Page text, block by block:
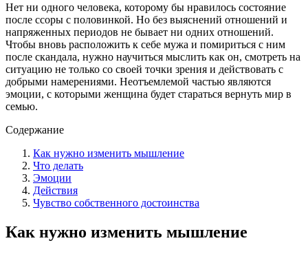
Нет ни одного человека, которому бы нравилось состояние
после ссоры с половинкой. Но без выяснений отношений и
напряженных периодов не бывает ни одних отношений.
Чтобы вновь расположить к себе мужа и помириться с ним
после скандала, нужно научиться мыслить как он, смотреть на
ситуацию не только со своей точки зрения и действовать с
добрыми намерениями. Неотъемлемой частью являются
эмоции, с которыми женщина будет стараться вернуть мир в
семью.
Содержание
Как нужно изменить мышление
Что делать
Эмоции
Действия
Чувство собственного достоинства
Как нужно изменить мышление